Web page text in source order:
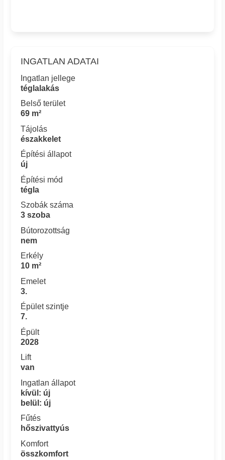
INGATLAN ADATAI
Ingatlan jellege
téglalakás
Belső terület
69 m²
Tájolás
északkelet
Építési állapot
új
Építési mód
tégla
Szobák száma
3 szoba
Bútorozottság
nem
Erkély
10 m²
Emelet
3.
Épület szintje
7.
Épült
2028
Lift
van
Ingatlan állapot
kívül: új
belül: új
Fűtés
hőszivattyús
Komfort
összkomfort